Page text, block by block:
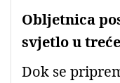
Obljetnica
svjetlo u
Dok se